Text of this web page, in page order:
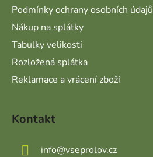
Podmínky ochrany osobních údajů
Nákup na splátky
Tabulky velikosti
Rozložená splátka
Reklamace a vrácení zboží
Kontakt
info@vseprolov.cz